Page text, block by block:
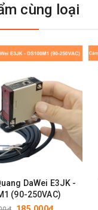
cùng loại
DaWei E3JK -
(90-250VAC)